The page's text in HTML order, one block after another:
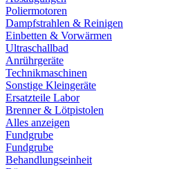
Poliermotoren
Dampfstrahlen & Reinigen
Einbetten & Vorwärmen
Ultraschallbad
Anrührgeräte
Technikmaschinen
Sonstige Kleingeräte
Ersatzteile Labor
Brenner & Lötpistolen
Alles anzeigen
Fundgrube
Fundgrube
Behandlungseinheit